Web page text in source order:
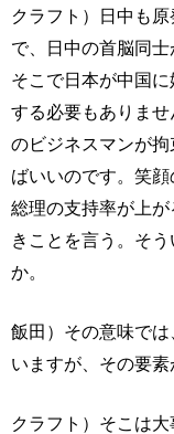
クラフト）日中も
で、日中の首脳同士
そこで日本が中国
する必要もありま
のビジネスマンが
ばいいのです。笑
総理の支持率が上
きことを言う。そ
か。
飯田）その意味で
いますが、その要素
クラフト）そこは